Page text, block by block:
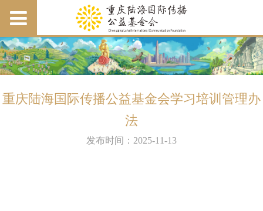
重庆陆海国际传播公益基金会学习培训管理办
法
发布时间：2025-11-13